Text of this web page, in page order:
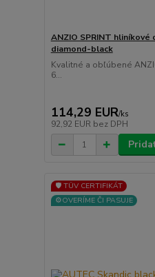
ANZIO SPRINT hliníkové
diamond-black
Kvalitné a obľúbené
6...
114,29 EUR/ks
92,92 EUR bez DPH
🛡️ TÜV CERTIFIKÁT
⚙️OVERÍME ČI PASUJE